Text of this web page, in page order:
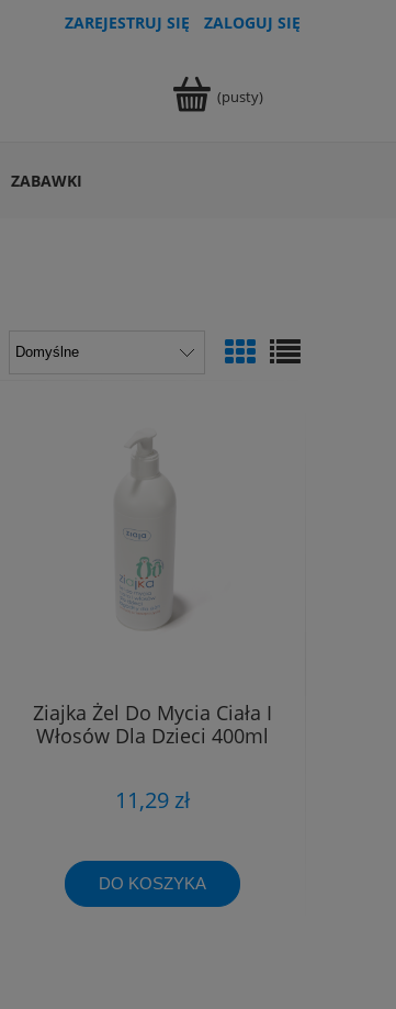
ZAREJESTRUJ SIĘ ZALOGUJ SIĘ
(pusty)
ZABAWKI
Ziajka Żel Do Mycia Ciała I
Włosów Dla Dzieci 400ml
11,29 zł
DO KOSZYKA